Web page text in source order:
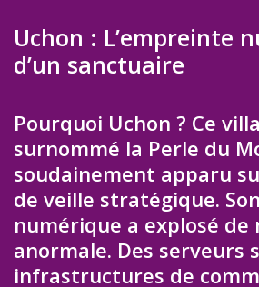
Uchon : L’empreinte
d’un sanctuaire
Pourquoi Uchon ? Ce
surnommé la Perle du
soudainement apparu
de veille stratégique.
numérique a explosé de
anormale. Des serveurs
infrastructures de